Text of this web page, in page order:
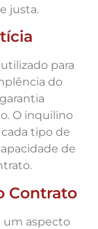
justa.
para
do
O inquilino
tipo de
de
Contrato
um aspecto